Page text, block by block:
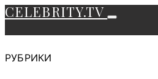
CELEBRITY.TV
РУБРИКИ